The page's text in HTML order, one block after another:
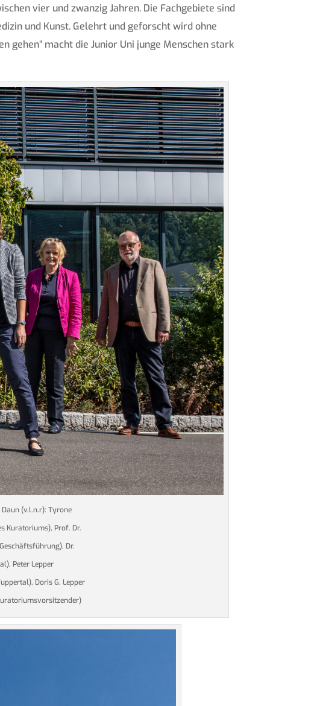
vier und zwanzig Jahren. Die Fachgebiete sind
und Kunst. Gelehrt und geforscht wird ohne
gehen“ macht die Junior Uni junge Menschen stark
(v.l.n.r): Tyrone
Kuratoriums), Prof. Dr.
Dr.
Peter Lepper
Doris G. Lepper